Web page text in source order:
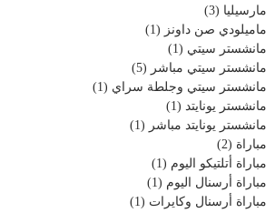
مارسيليا (3)
ماميلودي صن داونز (1)
مانشستر سيتي (1)
مانشستر سيتي مباشر (5)
مانشستر سيتي وجلطة سراي (1)
مانشستر يونايتد (1)
مانشستر يونايتد مباشر (1)
مباراة (2)
مباراة أتلتيكو اليوم (1)
مباراة أرسنال اليوم (1)
مباراة أرسنال وكايرات (1)